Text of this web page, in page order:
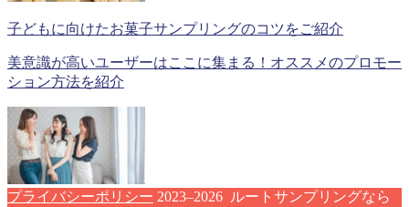
子どもに向けたお菓子サンプリングのコツをご紹介
美意識が高いユーザーはここに集まる！オススメのプロモー
ション方法を紹介
プライバシーポリシー 2023–2026 ルートサンプリングなら